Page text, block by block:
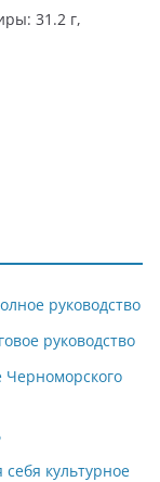
31.2 г,
руководство
руководство
Черноморского
культурное